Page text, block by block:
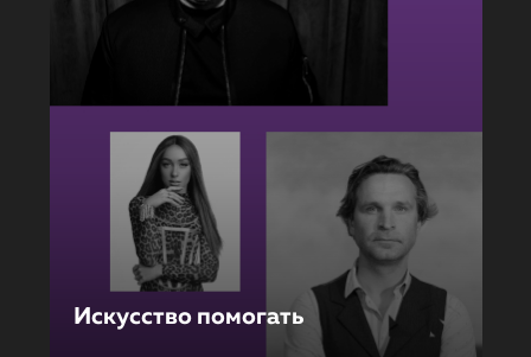
Искусство помогать